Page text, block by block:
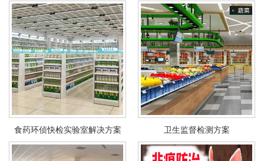
食药环侦快检实验室解决方案 卫生监督检测方案